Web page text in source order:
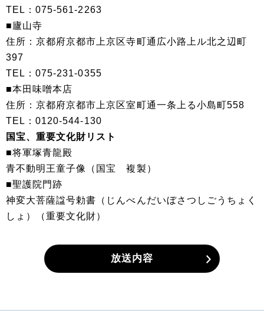
TEL：075-561-2263
■廬山寺
住所：京都府京都市上京区寺町通広小路上ル北之辺町
397
TEL：075-231-0355
■本田味噌本店
住所：京都府京都市上京区室町通一条上る小島町558
TEL：0120-544-130
国宝、重要文化財リスト
■将軍塚青龍殿
青不動明王童子像（国宝 複製）
■聖護院門跡
神変大菩薩諡号勅書（じんべんだいぼさつしごうちょく
しょ）（重要文化財）
放送内容